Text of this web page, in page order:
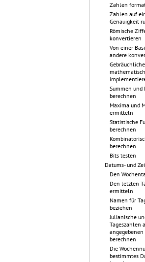
Zahlen
Zahlen auf
Genauigkeit
Römische
konvertieren
Von einer
andere
Gebräuchliche
Summen und
berechnen
Maxima und
ermitteln
Statistische
berechnen
berechnen
Bits testen
Datums- und
Den
Den letzten
ermitteln
Namen für
beziehen
Julianische
Tageszahlen
angegebenen
berechnen
Die
bestimmtes